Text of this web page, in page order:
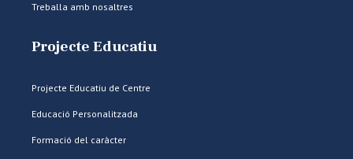
Treballa amb nosaltres
Projecte Educatiu
Projecte Educatiu de Centre
Educació Personalitzada
Formació del caràcter